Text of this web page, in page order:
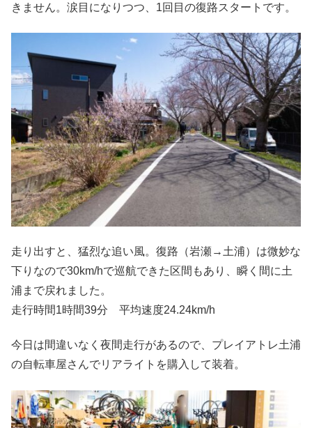
きません。涙目になりつつ、1回目の復路スタートです。
走り出すと、猛烈な追い風。復路（岩瀬→土浦）は微妙な
下りなので30km/hで巡航できた区間もあり、瞬く間に土
浦まで戻れました。
走行時間1時間39分 平均速度24.24km/h
今日は間違いなく夜間走行があるので、プレイアトレ土浦
の自転車屋さんでリアライトを購入して装着。